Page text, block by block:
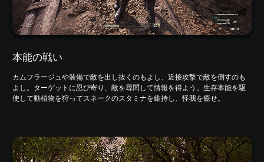
本能の戦い
カムフラージュや装備で敵を出し抜くのもよし、近接攻撃で敵を倒すのも
よし。ターゲットに忍び寄り、敵を尋問して情報を得よう。生存本能を駆
使して動植物を狩ってスネークのスタミナを維持し、怪我を癒せ。